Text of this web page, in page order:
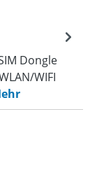
Dongle
WIFI